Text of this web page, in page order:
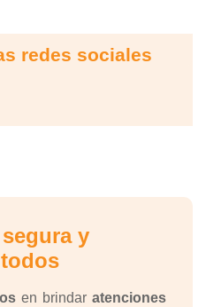
redes sociales
y
en brindar atenciones